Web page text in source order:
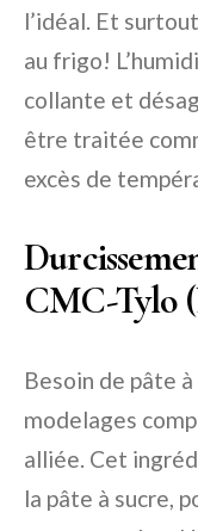
l’idéal. Et
au frigo!
collante et
être traitée
excès de
CMC-Tylo
Besoin de pâte
modelages
alliée. Cet
la pâte à sucre,